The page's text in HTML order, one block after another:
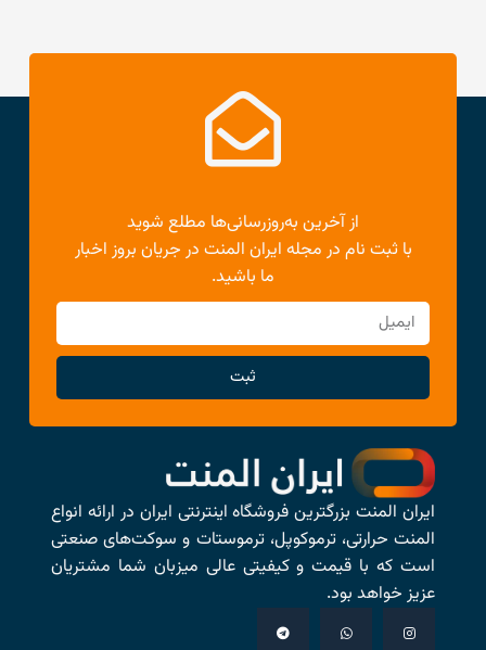
از آخرین به‌روزرسانی‌ها مطلع شوید
با ثبت نام در مجله ایران المنت در جریان بروز اخبار
ما باشید.
ثبت
ایران المنت بزرگترین فروشگاه اینترنتی ایران در ارائه انواع
المنت حرارتی، ترموکوپل، ترموستات و سوکت‌های صنعتی
است که با قیمت و کیفیتی عالی میزبان شما مشتریان
عزیز خواهد بود.